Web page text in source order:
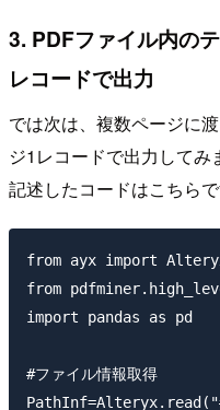
3. PDFファイル内の
レコードで出力
では次は、複数ページに
ジ1レコードで出力してみ
記述したコードはこちらで
from ayx import
from
import pandas as pd
#ファイル情報取得